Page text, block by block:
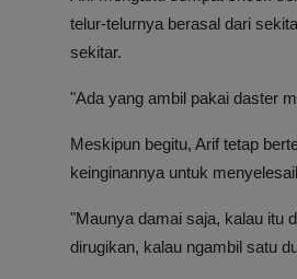
telur-telurnya berasal dari
sekitar.
"Ada yang ambil pakai daster
Meskipun begitu, Arif tetap
keinginannya untuk
"Maunya damai saja, kalau itu
dirugikan, kalau ngambil satu